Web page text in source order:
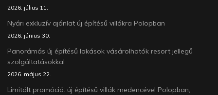
2026. július 11.
Nyári exkluzív ajánlat új építésű villákra Polopban
2026. június 30.
Panorámás új építésű lakások vásárolhatók resort jellegű
szolgáltatásokkal
2026. május 22.
Limitált promóció: új építésű villák medencével Polopban,